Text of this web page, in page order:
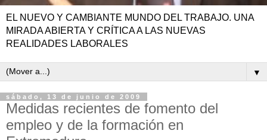
EL NUEVO Y CAMBIANTE MUNDO DEL TRABAJO. UNA
MIRADA ABIERTA Y CRÍTICA A LAS NUEVAS
REALIDADES LABORALES
▼
sábado, 13 de junio de 2009
Medidas recientes de fomento del
empleo y de la formación en